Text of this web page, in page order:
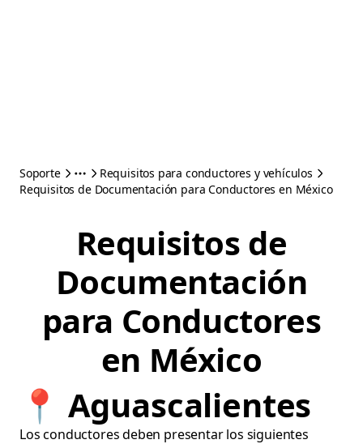
Soporte
Requisitos para conductores y vehículos
Requisitos de Documentación para Conductores en México
Requisitos de
Documentación
para Conductores
en México
📍 Aguascalientes
Los conductores deben presentar los siguientes